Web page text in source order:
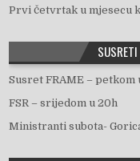
Prvi četvrtak u mjesecu
Susret FRAME –
FSR – srijedom u 20h
Ministranti subota-